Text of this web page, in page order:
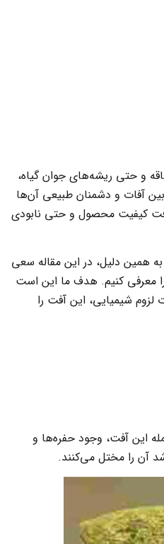
و حتی ریشه‌های جوان گیاه،
آفات و دشمنان طبیعی آن‌ها
کیفیت محصول و حتی نابودی
همین دلیل، در این مقاله سعی
را معرفی کنیم. هدف ما این است
لزوم شیمیایی، این آفت را
این آفت، وجود حفره‌ها و
آن را مختل می‌کنند.